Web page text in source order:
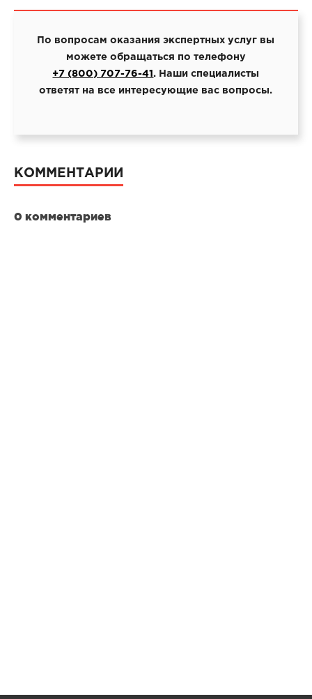
По вопросам оказания экспертных услуг вы
можете обращаться по телефону
+7 (800) 707-76-41. Наши специалисты
ответят на все интересующие вас вопросы.
КОММЕНТАРИИ
0 комментариев